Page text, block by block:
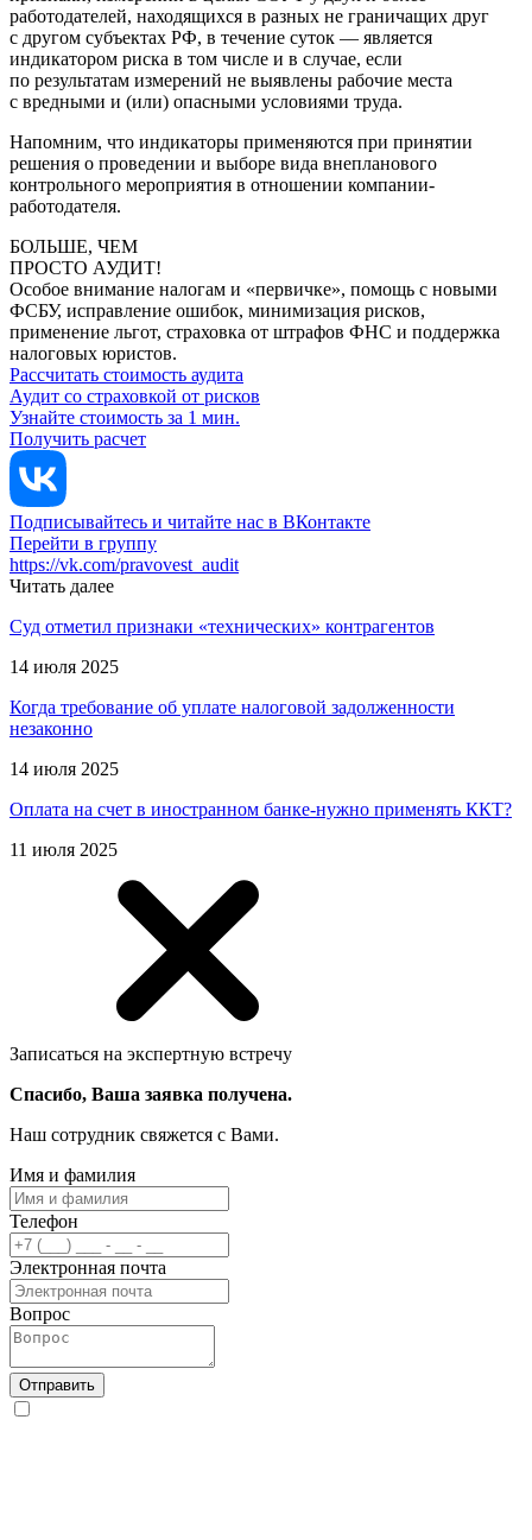
работодателей, находящихся в разных не граничащих друг
с другом субъектах РФ, в течение суток — является
индикатором риска в том числе и в случае, если
по результатам измерений не выявлены рабочие места
с вредными и (или) опасными условиями труда.
Напомним, что индикаторы применяются при принятии
решения о проведении и выборе вида внепланового
контрольного мероприятия в отношении компании-
работодателя.
БОЛЬШЕ, ЧЕМ
ПРОСТО АУДИТ!
Особое внимание налогам и «первичке», помощь с новыми
ФСБУ, исправление ошибок, минимизация рисков,
применение льгот, страховка от штрафов ФНС и поддержка
налоговых юристов.
Рассчитать стоимость аудита
Аудит со страховкой от рисков
Узнайте стоимость за 1 мин.
Получить расчет
Подписывайтесь и читайте нас в ВКонтакте
Перейти в группу
https://vk.com/pravovest_audit
Читать далее
Суд отметил признаки «технических» контрагентов
14 июля 2025
Когда требование об уплате налоговой задолженности
незаконно
14 июля 2025
Оплата на счет в иностранном банке-нужно применять ККТ?
11 июля 2025
Записаться на экспертную встречу
Спасибо, Ваша заявка получена.
Наш сотрудник свяжется с Вами.
Имя и фамилия
Телефон
Электронная почта
Вопрос
Отправить